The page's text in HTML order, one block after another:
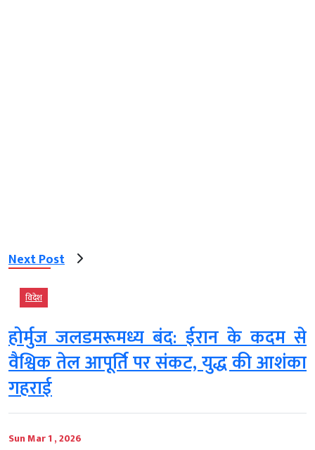
Next Post
विदेश
होर्मुज जलडमरूमध्य बंद: ईरान के कदम से
वैश्विक तेल आपूर्ति पर संकट, युद्ध की आशंका
गहराई
Sun Mar 1 , 2026